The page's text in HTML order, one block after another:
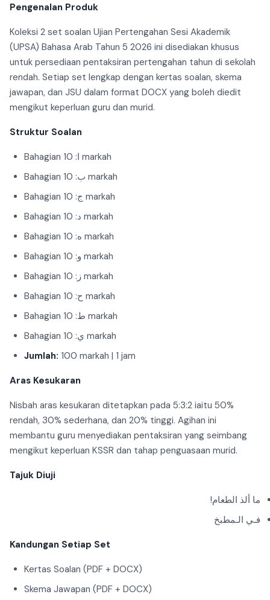
Pengenalan Produk
Koleksi 2 set soalan Ujian Pertengahan Sesi Akademik
(UPSA) Bahasa Arab Tahun 5 2026 ini disediakan khusus
untuk persediaan pentaksiran pertengahan tahun di sekolah
rendah. Setiap set lengkap dengan kertas soalan, skema
jawapan, dan JSU dalam format DOCX yang boleh diedit
mengikut keperluan guru dan murid.
Struktur Soalan
Bahagian ا: 10 markah
Bahagian ب: 10 markah
Bahagian ج: 10 markah
Bahagian د: 10 markah
Bahagian ه: 10 markah
Bahagian و: 10 markah
Bahagian ز: 10 markah
Bahagian ح: 10 markah
Bahagian ط: 10 markah
Bahagian ي: 10 markah
Jumlah: 100 markah | 1 jam
Aras Kesukaran
Nisbah aras kesukaran ditetapkan pada 5:3:2 iaitu 50%
rendah, 30% sederhana, dan 20% tinggi. Agihan ini
membantu guru menyediakan pentaksiran yang seimbang
mengikut keperluan KSSR dan tahap penguasaan murid.
Tajuk Diuji
ما ألذ الطعام!
فـي الـمطبخ
Kandungan Setiap Set
Kertas Soalan (PDF + DOCX)
Skema Jawapan (PDF + DOCX)